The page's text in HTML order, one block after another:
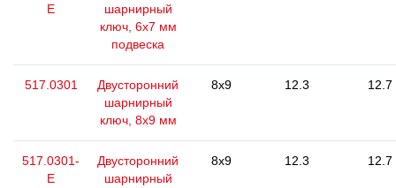
E
шарнирный
ключ, 6x7 мм
подвеска
517.0301
Двусторонний
шарнирный
ключ, 8х9 мм
8x9 12.3 12.7
517.0301-
E
Двусторонний
шарнирный
8x9 12.3 12.7